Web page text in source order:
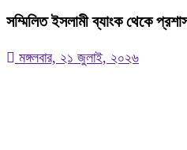
সম্মিলিত ইসলামী ব্যাংক থেকে
মঙ্গলবার, ২১ জুলাই, ২০২৬